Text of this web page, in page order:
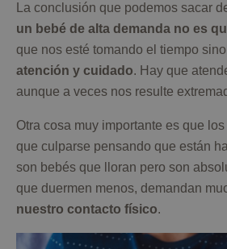
La conclusión que podemos sacar
un bebé de alta demanda no es
que nos esté tomando el tiempo
atención y cuidado. Hay que
aunque a veces nos resulte
Otra cosa muy importante es que
que culparse pensando que están
son bebés que lloran pero son
que duermen menos, demandan
nuestro contacto físico.